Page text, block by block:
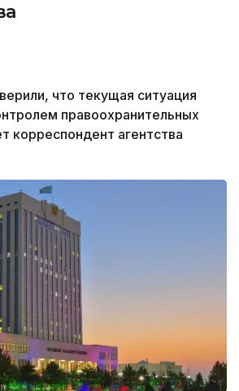
что текущая ситуация
правоохранительных
корреспондент агентства